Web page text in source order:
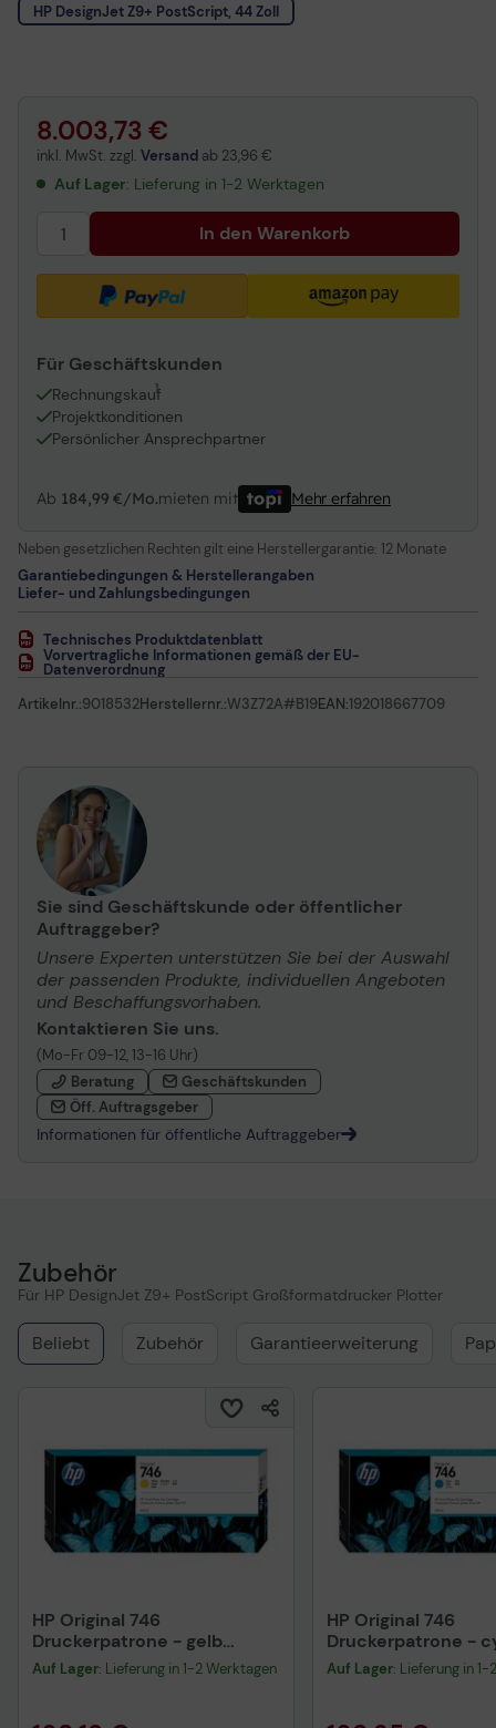
HP DesignJet Z9+ PostScript, 44 Zoll
8.003,73 €
inkl. MwSt. zzgl. Versand ab 23,96 €
Auf Lager: Lieferung in 1-2 Werktagen
In den Warenkorb
Für Geschäftskunden
Rechnungskauf
1
Projektkonditionen
Persönlicher Ansprechpartner
Ab 184,99 €/Mo.mieten mit Mehr erfahren
Neben gesetzlichen Rechten gilt eine Herstellergarantie: 12 Monate
Garantiebedingungen & Herstellerangaben
Liefer- und Zahlungsbedingungen
Technisches Produktdatenblatt
Vorvertragliche Informationen gemäß der EU-
Datenverordnung
Artikelnr.:9018532Herstellernr.:W3Z72A#B19EAN:192018667709
Sie sind Geschäftskunde oder öffentlicher
Auftraggeber?
Unsere Experten unterstützen Sie bei der Auswahl
der passenden Produkte, individuellen Angeboten
und Beschaffungsvorhaben.
Kontaktieren Sie uns.
(Mo-Fr 09-12, 13-16 Uhr)
Beratung
Geschäftskunden
Öff. Auftragsgeber
Informationen für öffentliche Auftraggeber
Zubehör
Für HP DesignJet Z9+ PostScript Großformatdrucker Plotter
Beliebt Zubehör Garantieerweiterung
HP Original 746
Druckerpatrone - gelb
(P2V79A)
Auf Lager: Lieferung in 1-2 Werktagen
HP Original 746
Druckerpatrone -
(P2V80A)
Auf Lager: Lieferung in